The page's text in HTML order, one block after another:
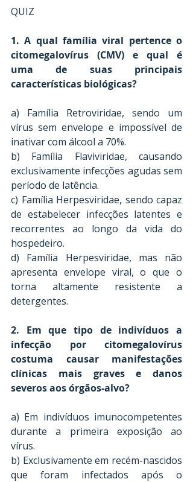
QUIZ
1. A qual família viral pertence o
citomegalovírus (CMV) e qual é
uma de suas principais
características biológicas?
a) Família Retroviridae, sendo um
vírus sem envelope e impossível de
inativar com álcool a 70%.
b) Família Flaviviridae, causando
exclusivamente infecções agudas sem
período de latência.
c) Família Herpesviridae, sendo capaz
de estabelecer infecções latentes e
recorrentes ao longo da vida do
hospedeiro.
d) Família Herpesviridae, mas não
apresenta envelope viral, o que o
torna altamente resistente a
detergentes.
2. Em que tipo de indivíduos a
infecção por citomegalovírus
costuma causar manifestações
clínicas mais graves e danos
severos aos órgãos-alvo?
a) Em indivíduos imunocompetentes
durante a primeira exposição ao
vírus.
b) Exclusivamente em recém-nascidos
que foram infectados após o